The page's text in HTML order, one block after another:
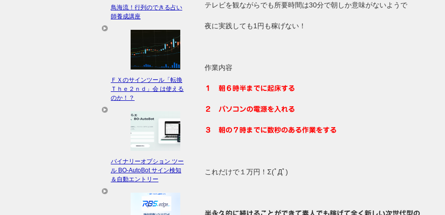
テレビを観ながらでも所要時間は30分で朝しか意味がないようで
夜に実践しても1円も稼げない！
作業内容
１ 朝６時半までに起床する
２ パソコンの電源を入れる
３ 朝の７時までに数秒のある作業をする
これだけで１万円！Σ(ﾟДﾟ)
半永久的に続けることができて素人でも稼げて全く新しい次世代型の
鳥海流！行列のできる占い
師養成講座
ＦＸのサインツール「転換
Ｔｈｅ２ｎｄ」会 は使える
のか！？
バイナリーオプション ツー
ル BO-AutoBot サイン検知
＆自動エントリー